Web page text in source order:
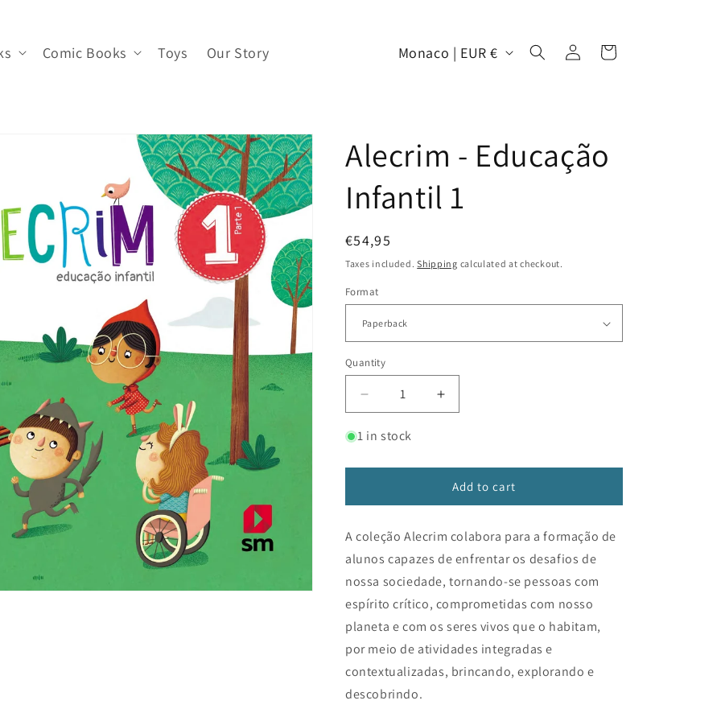
Comic Books Toys Our Story
C
t
r
y
r
e
g
i
o
n
Monaco | EUR €
in
Cart
Alecrim - Educação
Infantil 1
Regular
price
€54,95
Taxes included.Shipping calculated at checkout.
Format
Quantity
Decrease
quantity
for
-
Infantil
Increase
quantity
-
Educação
Infantil
1 in stock
Add to cart
A coleção Alecrim colabora para a formação de
alunos capazes de enfrentar os desafios de
nossa sociedade, tornando-se pessoas com
espírito crítico, comprometidas com nosso
planeta e com os seres vivos que o habitam,
por meio de atividades integradas e
contextualizadas, brincando, explorando e
descobrindo.